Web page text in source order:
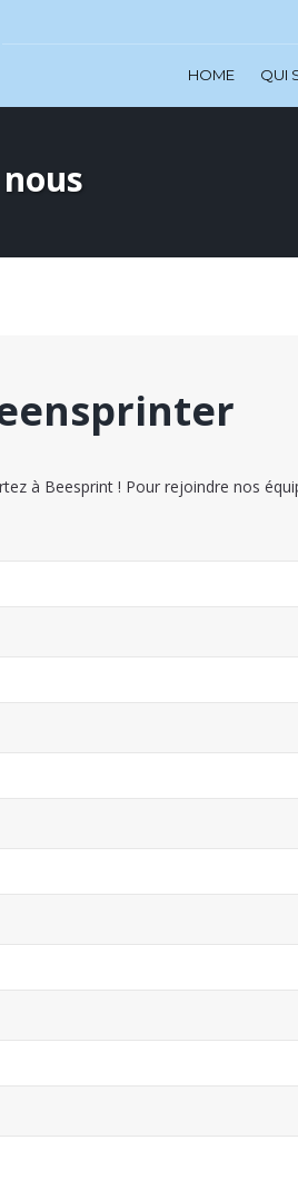
HOME QUI
à Beesprint ! Pour rejoindre nos